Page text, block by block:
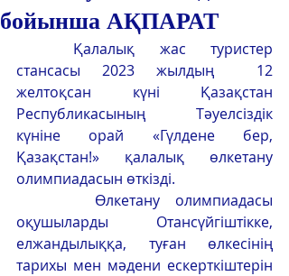
ЭКРАН ДИКТОРЫ
бойынша АҚПАРАТ
стансасы 2023 жылдың  12
желтоқсан күні Қазақстан
Республикасының Тәуелсіздік
күніне орай «Гүлдене бер,
Қазақстан!» қалалық өлкетану
олимпиадасын өткізді.
Өлкетану олимпиадасы
оқушыларды Отансүйгіштікке,
елжандылыққа, туған өлкесінің
тарихы мен мәдени ескерткіштерін